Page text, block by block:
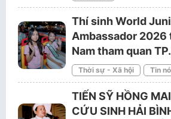
Thí sinh World
Ambassador 2026
Nam tham quan
Thời sự - Xã hội Tin
TIẾN SỸ HỒNG
CỨU SINH HẢI